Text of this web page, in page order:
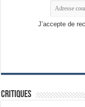
J’accepte de
Critiques